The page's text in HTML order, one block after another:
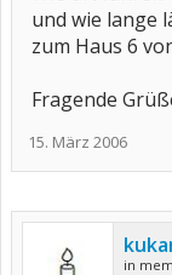
und wie lange
zum Haus 6
Fragende
15. März 2006
in